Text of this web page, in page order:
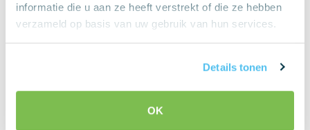
informatie die u aan ze heeft verstrekt of die ze hebben
verzameld op basis van uw gebruik van hun services.
Details tonen
OK